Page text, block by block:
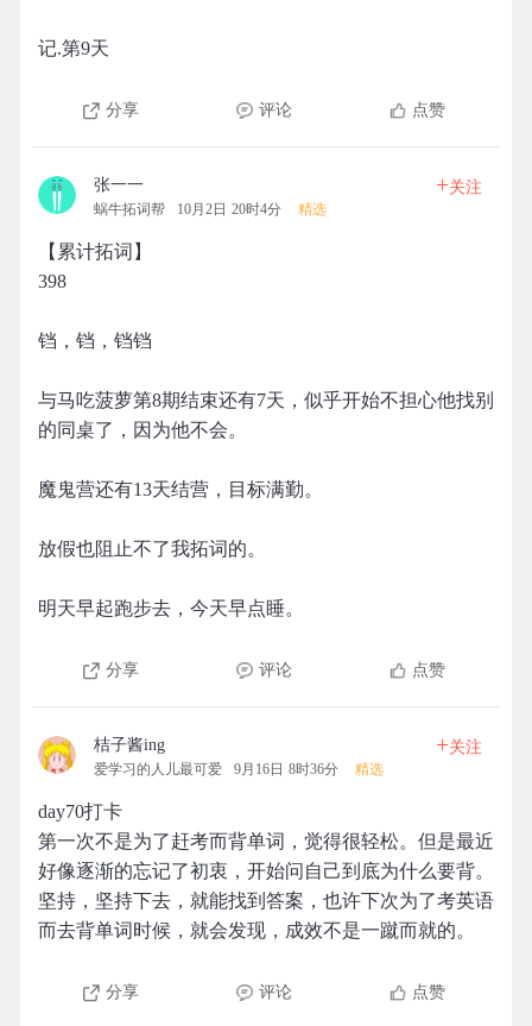
记.第9天
分享 评论 点赞
张一一
蜗牛拓词帮 10月2日 20时4分 精选
+关注
【累计拓词】
398
铛，铛，铛铛
与马吃菠萝第8期结束还有7天，似乎开始不担心他找别
的同桌了，因为他不会。
魔鬼营还有13天结营，目标满勤。
放假也阻止不了我拓词的。
明天早起跑步去，今天早点睡。
分享 评论 点赞
桔子酱ing
爱学习的人儿最可爱 9月16日 8时36分 精选
+关注
day70打卡
第一次不是为了赶考而背单词，觉得很轻松。但是最近
好像逐渐的忘记了初衷，开始问自己到底为什么要背。
坚持，坚持下去，就能找到答案，也许下次为了考英语
而去背单词时候，就会发现，成效不是一蹴而就的。
分享 评论 点赞